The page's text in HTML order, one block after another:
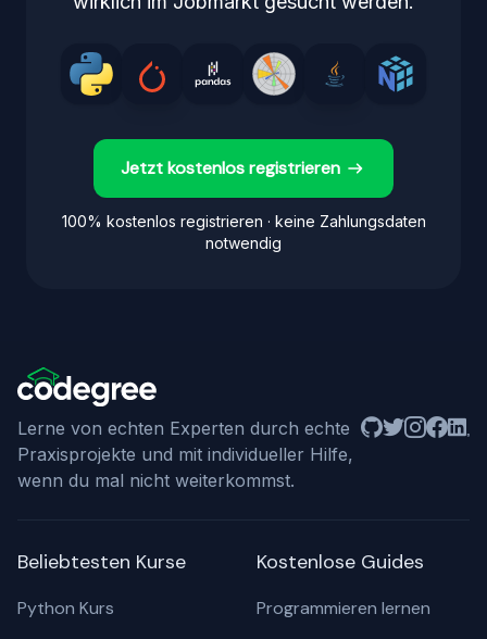
Jetzt kostenlos registrieren
100% kostenlos registrieren · keine Zahlungsdaten
notwendig
Lerne von echten Experten durch echte
Praxisprojekte und mit individueller Hilfe,
wenn du mal nicht weiterkommst.
Github
Twitter
Instagram
Beliebtesten Kurse
Python Kurs
Kostenlose Guides
Programmieren lernen